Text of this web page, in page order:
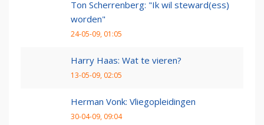
Ton Scherrenberg: "Ik wil steward(ess)
worden"
24-05-09, 01:05
Harry Haas: Wat te vieren?
13-05-09, 02:05
Herman Vonk: Vliegopleidingen
30-04-09, 09:04